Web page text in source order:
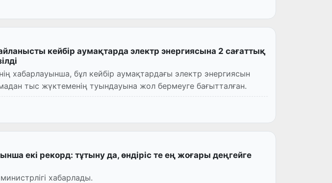
кейбір аумақтарда электр энергиясына 2 сағаттық
хабарлауынша, бұл кейбір аумақтардағы электр энергиясын
тыс жүктеменің туындауына жол бермеуге бағытталған.
екі рекорд: тұтыну да, өндіріс те ең жоғары деңгейге
хабарлады.